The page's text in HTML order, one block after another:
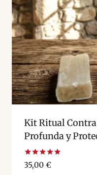
Kit Ritual
Profunda y
Valorado
con
35,00 €